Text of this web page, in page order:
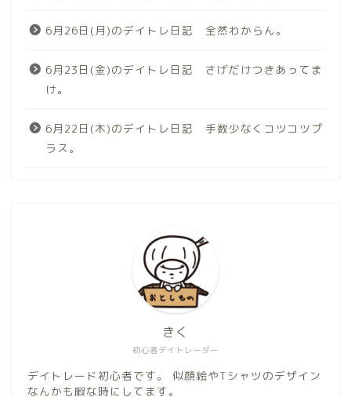
6月26日(月)のデイトレ日記 全然わからん。
6月23日(金)のデイトレ日記 さげだけつきあってま
け。
6月22日(木)のデイトレ日記 手数少なくコツコツプ
ラス。
初心者デイトレーダー
きく
デイトレード初心者です。 似顔絵やTシャツのデザイン
なんかも暇な時にしてます。